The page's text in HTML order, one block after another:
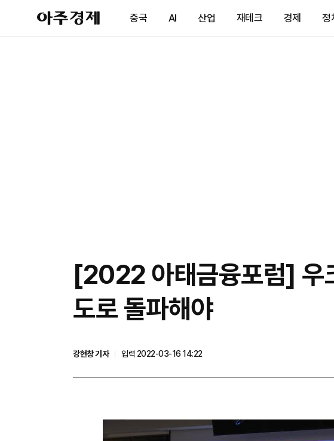
아
주
제
중국 AI 산업 재테크 경제 정
[2022 아태금융포럼] 우
도로 돌파해야
강현창 기자
입력 2022-03-16 14:22